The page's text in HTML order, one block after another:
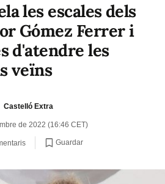
les escales dels
Gómez Ferrer i
d'atendre les
veïns
Castelló Extra
de 2022 (16:46 CET)
Guardar